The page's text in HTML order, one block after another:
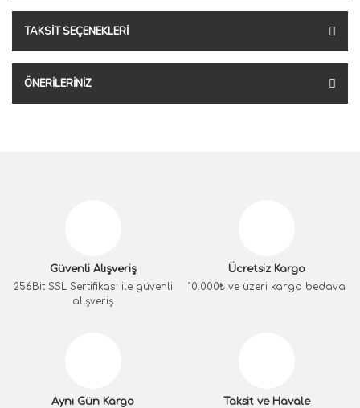
TAKSIT SEÇENEKLERI
ÖNERILERINIZ
Güvenli Alışveriş
256Bit SSL Sertifikası ile güvenli
alışveriş
Ücretsiz Kargo
10.000₺ ve üzeri kargo bedava
Aynı Gün Kargo
Taksit ve Havale